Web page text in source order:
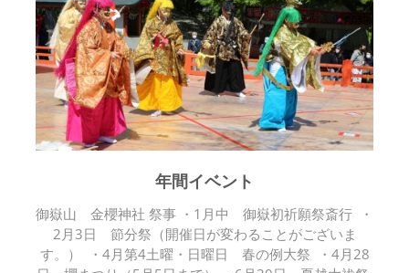
年間イベント
御嶽山 金櫻神社 祭事 ・1月中 御嶽初祈願祭斎行 ・
2月3日 節分祭（開催日が変わることがございま
す。） ・4月第4土曜・日曜日 春の例大祭 ・4月28